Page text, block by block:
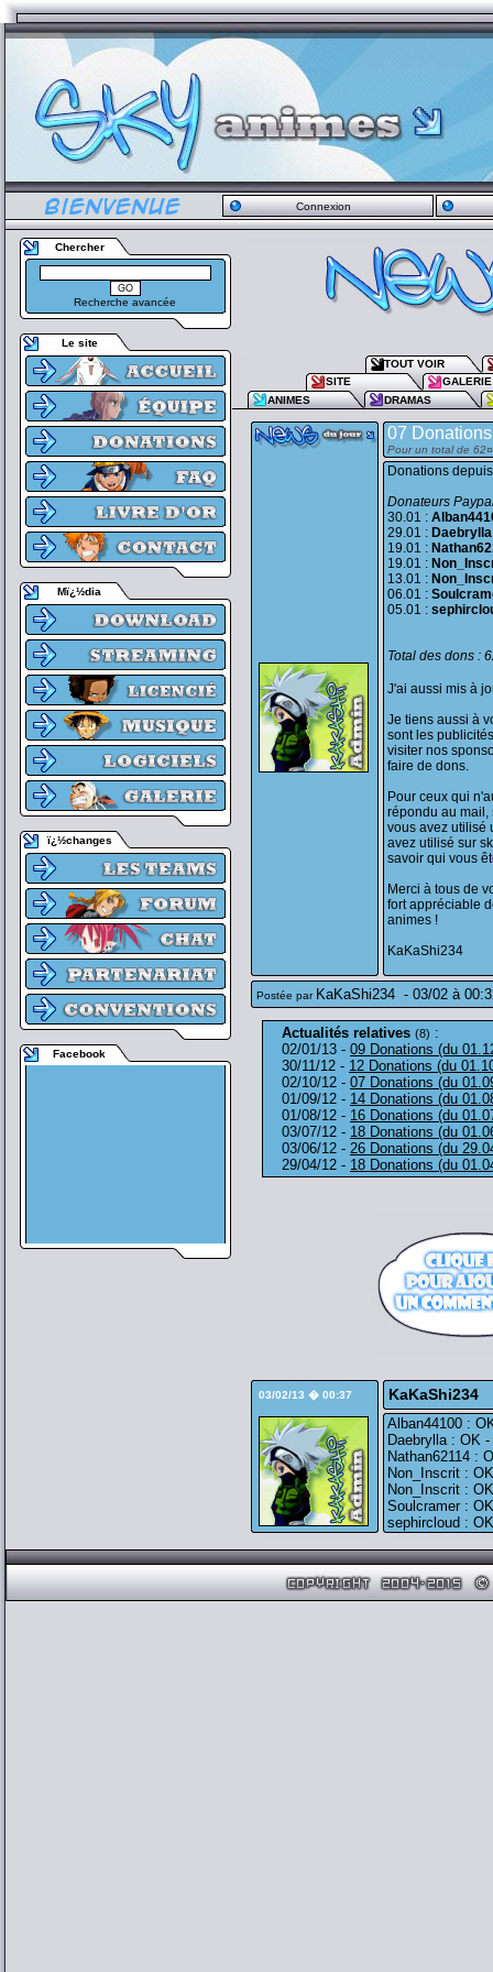
Connexion
Chercher
Recherche avancée
Le site
Mï¿½dia
ï¿½changes
Facebook
TOUT VOIR
SITE
GALERIE
ANIMES
DRAMAS
07
Pour un total de
Donations
Donateurs
30.01 :
29.01 : Daebrylla
19.01 :
19.01 :
13.01 :
06.01 :
05.01 :
Total des dons :
J'ai aussi mis à
Je tiens aussi à
sont les
visiter nos
faire de dons.
Pour ceux qui
répondu au mail,
vous avez utilisé
avez utilisé sur
savoir qui vous
Merci à tous de
fort appréciable
animes !
KaKaShi234
Postée par KaKaShi234 - 03/02 à
Actualités relatives (8) :
02/01/13 - 09 Donations (du
30/11/12 - 12 Donations (du
02/10/12 - 07 Donations (du
01/09/12 - 14 Donations (du
01/08/12 - 16 Donations (du
03/07/12 - 18 Donations (du
03/06/12 - 26 Donations (du
29/04/12 - 18 Donations (du
03/02/13 � 00:37 KaKaShi234
Alban44100 :
Daebrylla : OK
Nathan62114 :
Non_Inscrit :
Non_Inscrit :
Soulcramer :
sephircloud :